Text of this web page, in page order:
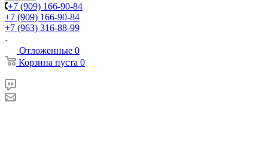
+7 (909) 166-90-84
+7 (909) 166-90-84
+7 (963) 316-88-99
Отложенные 0
Корзина пуста 0